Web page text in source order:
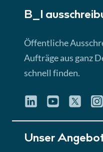
►
Eignung im
B_I
Öffentliche
Aufträge aus ganz
schnell finden.
Unser